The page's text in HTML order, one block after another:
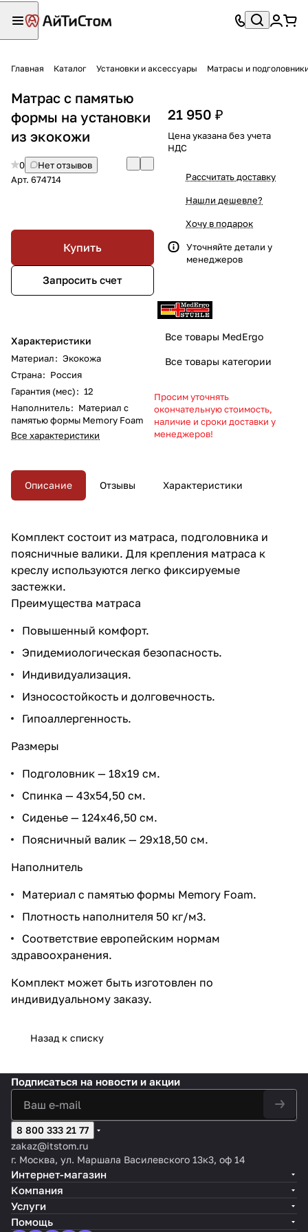
Главная Каталог Установки и аксессуары Матрасы и
Матрас с памятью
формы на установки
из экокожи
0
Нет отзывов
Арт. 674714
Купить
Запросить счет
Характеристики
Материал: Экокожа
Страна: Россия
Гарантия (мес): 12
Наполнитель: Материал с
памятью формы Memory Foam
Все характеристики
21 950 ₽
Цена указана без учета
НДС
Рассчитать доставку
Нашли дешевле?
Хочу в подарок
Уточняйте детали у
менеджеров
Все товары MedErgo
Все товары категории
Просим уточнять
окончательную стоимость,
наличие и сроки доставки у
менеджеров!
Описание Отзывы Характеристики
Комплект состоит из матраса, подголовника и
поясничные валики. Для крепления матраса к
креслу используются легко фиксируемые
застежки.
Преимущества матраса
Повышенный комфорт.
Эпидемиологическая безопасность.
Индивидуализация.
Износостойкость и долговечность.
Гипоаллергенность.
Размеры
Подголовник — 18х19 см.
Спинка — 43х54,50 см.
Сиденье — 124х46,50 см.
Поясничный валик — 29х18,50 см.
Наполнитель
Материал с памятью формы Memory Foam.
Плотность наполнителя 50 кг/м3.
Соответствие европейским нормам
здравоохранения.
Комплект может быть изготовлен по
индивидуальному заказу.
Назад к списку
Подписаться на новости и акции
8 800 333 21 77
zakaz@itstom.ru
г. Москва, ул. Маршала Василевского 13к3, оф 14
Интернет-магазин
Компания
Услуги
Помощь